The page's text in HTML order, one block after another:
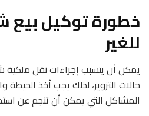
خطورة توكيل بيع
للغير
يمكن أن يتسبب إجراءات نقل
حالات التزوير، لذلك يجب أخذ
المشاكل التي يمكن أن تنجم عن